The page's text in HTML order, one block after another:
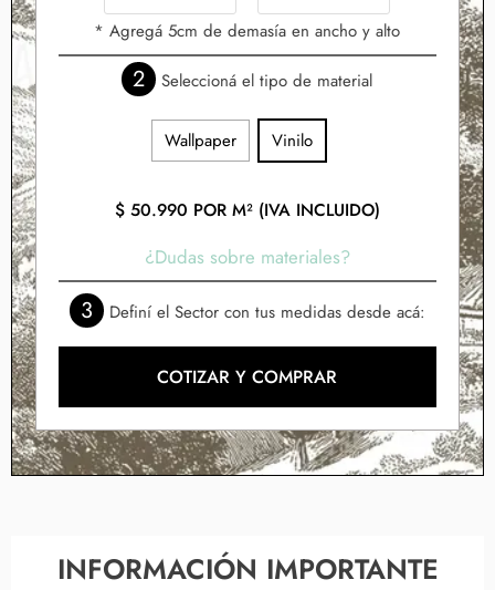
* Agregá 5cm de demasía en ancho y alto
2 Seleccioná el tipo de material
Wallpaper Vinilo
$50.990 POR M² (IVA INCLUIDO)
¿Dudas sobre materiales?
3 Definí el Sector con tus medidas desde acá:
COTIZAR Y COMPRAR
INFORMACIÓN IMPORTANTE